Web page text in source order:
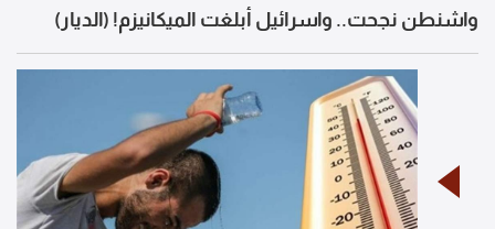
واشنطن نجحت.. واسرائيل أبلغت الميكانيزم! (الديار)